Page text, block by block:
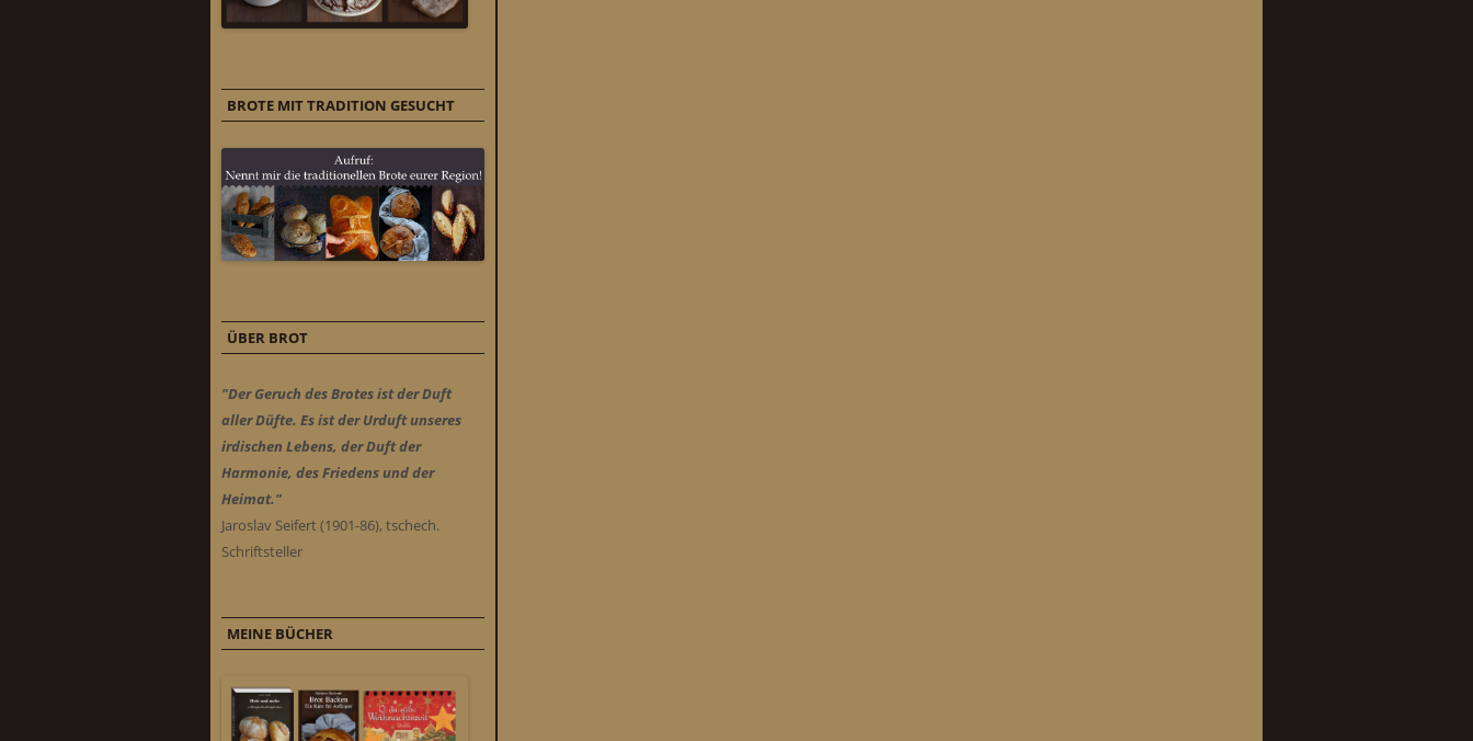
BROTE MIT TRADITION GESUCHT
ÜBER BROT
"Der Geruch des Brotes ist der Duft
aller Düfte. Es ist der Urduft unseres
irdischen Lebens, der Duft der
Harmonie, des Friedens und der
Heimat."
Jaroslav Seifert (1901-86), tschech.
Schriftsteller
MEINE BÜCHER